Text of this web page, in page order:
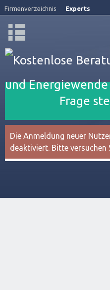
Firmenverzeichnis Experts
Frage
Die Anmeldung neuer
deaktiviert. Bitte versuchen